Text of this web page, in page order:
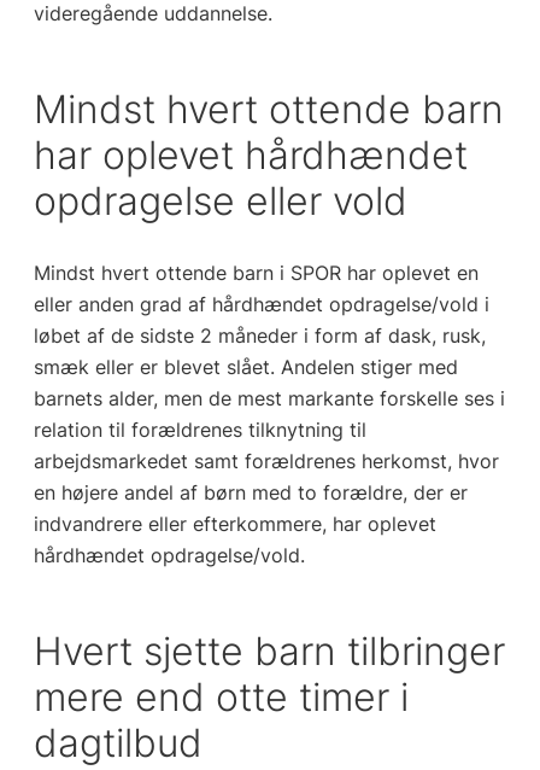
videregående uddannelse.
Mindst hvert ottende barn
har oplevet hårdhændet
opdragelse eller vold
Mindst hvert ottende barn i SPOR har oplevet en
eller anden grad af hårdhændet opdragelse/vold i
løbet af de sidste 2 måneder i form af dask, rusk,
smæk eller er blevet slået. Andelen stiger med
barnets alder, men de mest markante forskelle ses i
relation til forældrenes tilknytning til
arbejdsmarkedet samt forældrenes herkomst, hvor
en højere andel af børn med to forældre, der er
indvandrere eller efterkommere, har oplevet
hårdhændet opdragelse/vold.
Hvert sjette barn tilbringer
mere end otte timer i
dagtilbud